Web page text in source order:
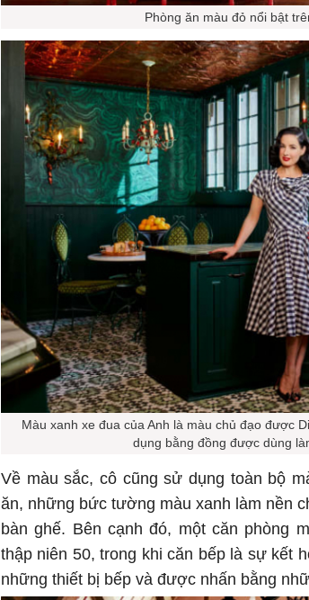
Phòng ăn màu đỏ nổi bật
Màu xanh xe đua của Anh là màu chủ đạo được
dụng bằng đồng được dùng
Về màu sắc, cô cũng sử dụng toàn bộ
ăn, những bức tường màu xanh làm nền
bàn ghế. Bên cạnh đó, một căn phòng
thập niên 50, trong khi căn bếp là sự kết
những thiết bị bếp và được nhấn bằng